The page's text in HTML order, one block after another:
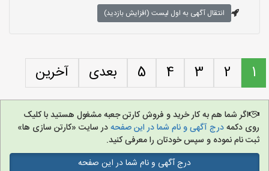
انتقال آگهی به اول لیست (افزایش بازدید)
1
2
3
4
5 بعدی آخرین
اگر شما هم به کار خرید و فروش کارتن جعبه مشغول هستید با کلیک
روی دکمهدرج آگهی و نام شما در این صفحهدر سایت «کارتن سازی ها»
ثبت نام نموده و سپس خودتان را معرفی کنید.
درج آگهی و نام شما در این صفحه